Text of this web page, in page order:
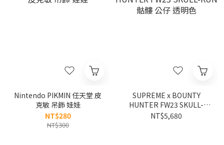
Nintendo PIKMIN 任天堂 皮
克敏 吊飾 娃娃
NT$280
NT$300
SUPREME x BOUNTY
HUNTER FW23 SKULL-
KUN 骷髏 公仔 透明色
NT$5,680